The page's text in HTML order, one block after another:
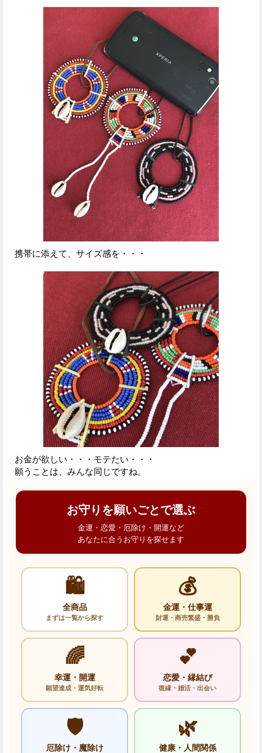
携帯に添えて、サイズ感を・・・
お金が欲しい・・・モテたい・・・
願うことは、みんな同じですね。
お守りを願いごとで選ぶ
金運・恋愛・厄除け・開運など
あなたに合うお守りを探せます
🛍️
全商品
まずは一覧から探す
💰
金運・仕事運
財運・商売繁盛・勝負
🌈
幸運・開運
願望達成・運気好転
💕
恋愛・縁結び
復縁・婚活・出会い
🛡️
厄除け・魔除け
🌿
健康・人間関係